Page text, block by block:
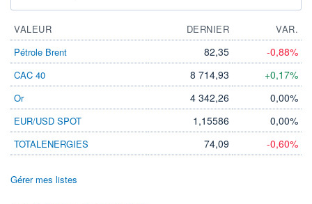
VALEUR DERNIER
VAR.
Pétrole Brent
82,35 -0,88%
CAC 40 8 714,93 +0,17%
Or 4 342,26 0,00%
EUR/USD SPOT 1,15586 0,00%
TOTALENERGIES 74,09 -0,60%
Gérer mes listes